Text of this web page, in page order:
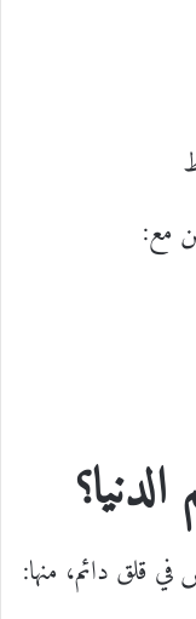
مع:
قلق دائم، منها: